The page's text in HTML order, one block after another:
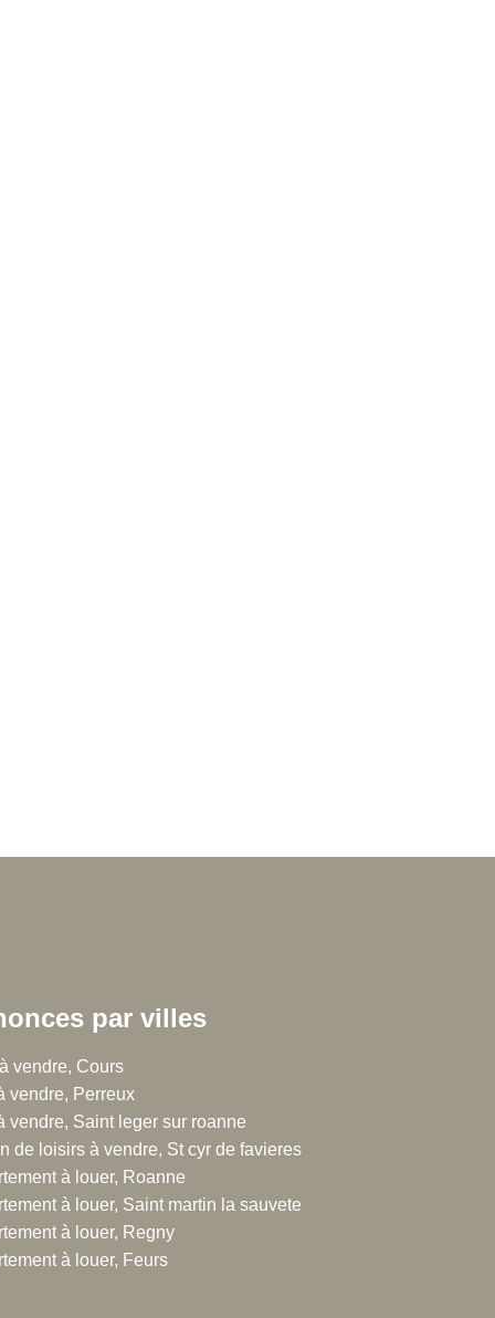
Chalton Dubanchet Grandeau
rue Emile Noirot
Roanne
par villes
vendre, Cours
vendre, Perreux
vendre, Saint leger sur roanne
de loisirs à vendre, St cyr de favieres
à louer, Roanne
à louer, Saint martin la sauvete
à louer, Regny
à louer, Feurs